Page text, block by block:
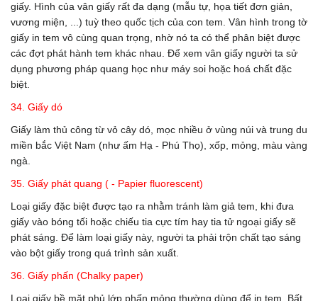
giấy. Hình của vân giấy rất đa dạng (mẫu tự, họa tiết đơn giản,
vương miện, ...) tuỳ theo quốc tịch của con tem. Vân hình trong tờ
giấy in tem vô cùng quan trọng, nhờ nó ta có thể phân biệt được
các đợt phát hành tem khác nhau. Để xem vân giấy người ta sử
dụng phương pháp quang học như máy soi hoặc hoá chất đặc
biệt.
34. Giấy dó
Giấy làm thủ công từ vỏ cây dó, mọc nhiều ở vùng núi và trung du
miền bắc Việt Nam (như ấm Hạ - Phú Thọ), xốp, mỏng, màu vàng
ngà.
35. Giấy phát quang ( - Papier fluorescent)
Loại giấy đặc biệt được tạo ra nhằm tránh làm giả tem, khi đưa
giấy vào bóng tối hoặc chiếu tia cực tím hay tia tử ngoại giấy sẽ
phát sáng. Để làm loại giấy này, người ta phải trộn chất tạo sáng
vào bột giấy trong quá trình sản xuất.
36. Giấy phấn (Chalky paper)
Loại giấy bề mặt phủ lớp phấn mỏng thường dùng để in tem. Bất